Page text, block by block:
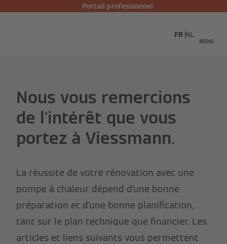
Portail professionnel
MENU
FR NL
Nous vous remercions
de l'intérêt que vous
portez à Viessmann.
La réussite de votre rénovation avec une
pompe à chaleur dépend d'une bonne
préparation et d'une bonne planification,
tant sur le plan technique que financier. Les
articles et liens suivants vous permettent